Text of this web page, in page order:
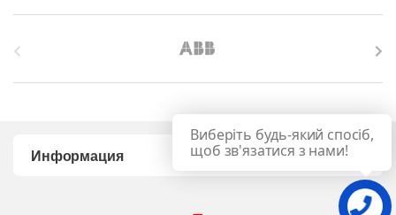
Информация
Виберіть будь-який спосіб,
щоб зв'язатися з нами!